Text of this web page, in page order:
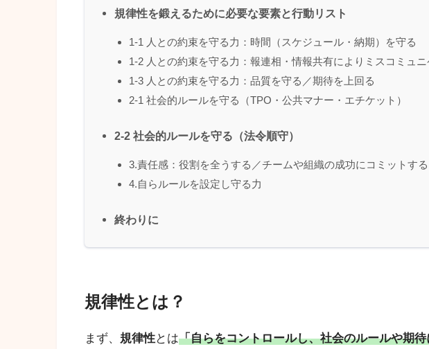
規律性を鍛えるために必要な要素と行動リスト
1-1 人との約束を守る力：時間（スケジュール・納期）を守る
1-2 人との約束を守る力：報連相・情報共有によりミスコミュ
1-3 人との約束を守る力：品質を守る／期待を上回る
2-1 社会的ルールを守る（TPO・公共マナー・エチケット）
2-2 社会的ルールを守る（法令順守）
3.責任感：役割を全うする／チームや組織の成功にコミットす
4.自らルールを設定し守る力
終わりに
規律性とは？
まず、 規律性とは「自らをコントロールし、社会のルールや期